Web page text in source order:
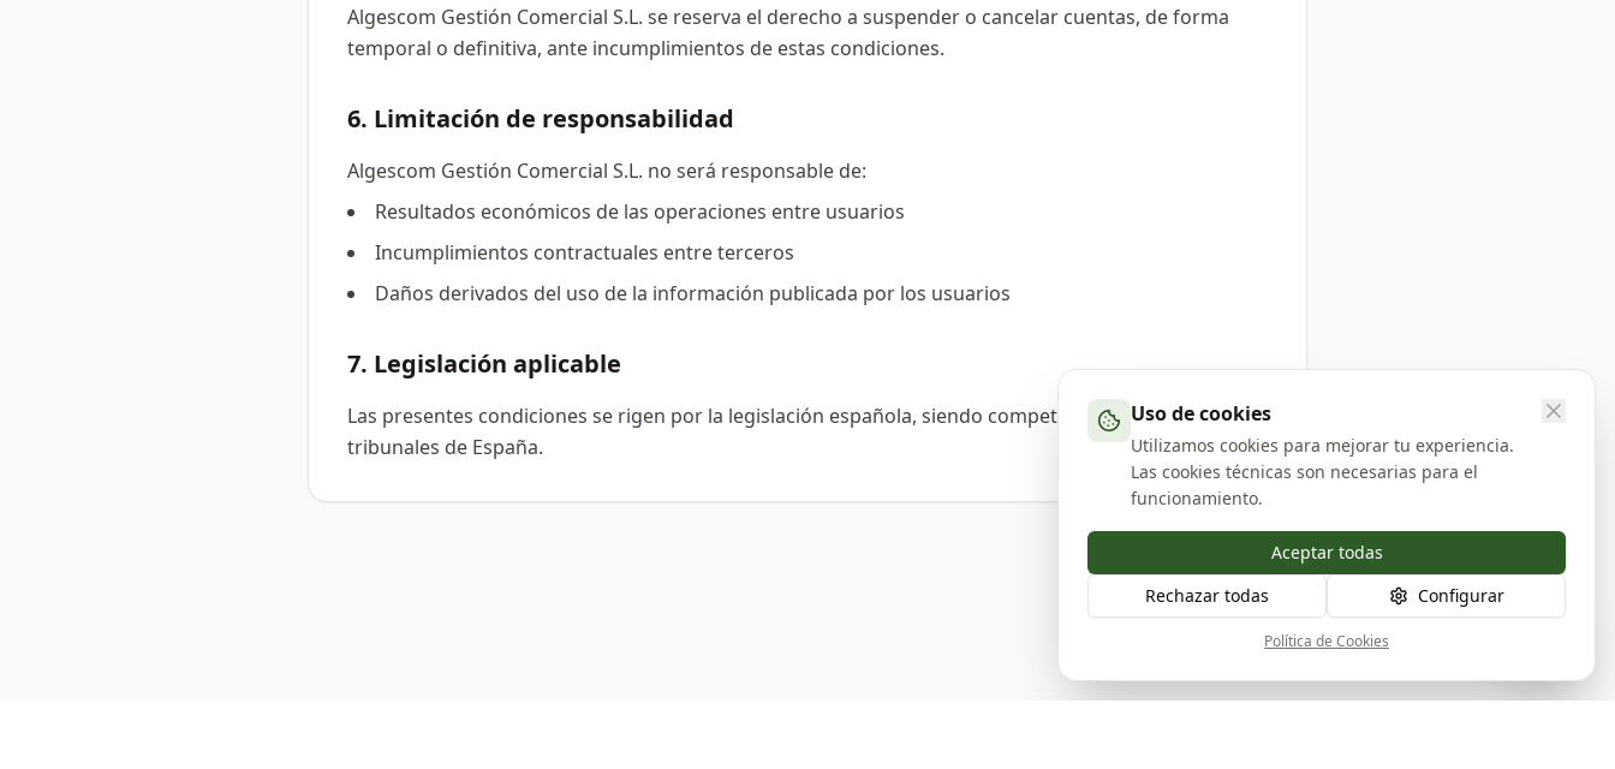
Algescom Gestión Comercial S.L. se reserva el derecho a suspender o cancelar cuentas, de forma
temporal o definitiva, ante incumplimientos de estas condiciones.
6. Limitación de responsabilidad
Algescom Gestión Comercial S.L. no será responsable de:
Resultados económicos de las operaciones entre usuarios
Incumplimientos contractuales entre terceros
Daños derivados del uso de la información publicada por los usuarios
7. Legislación aplicable
Las presentes condiciones se rigen por la legislación española, siendo competentes los juzgados y
tribunales de España.
Uso de cookies
Utilizamos cookies para mejorar tu experiencia.
Las cookies técnicas son necesarias para el
funcionamiento.
Aceptar todas
Rechazar todas
Configurar
Política de Cookies